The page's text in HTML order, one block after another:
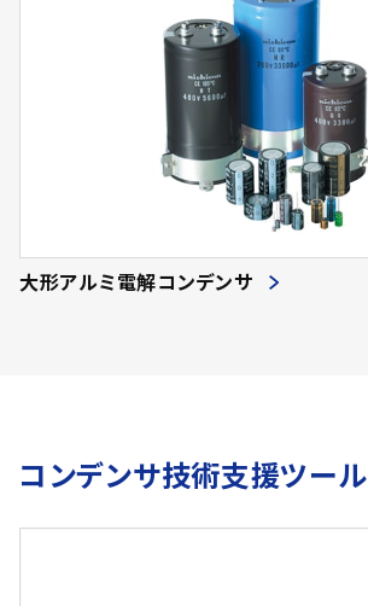
大形アルミ電解コンデンサ
コンデンサ技術支援ツール